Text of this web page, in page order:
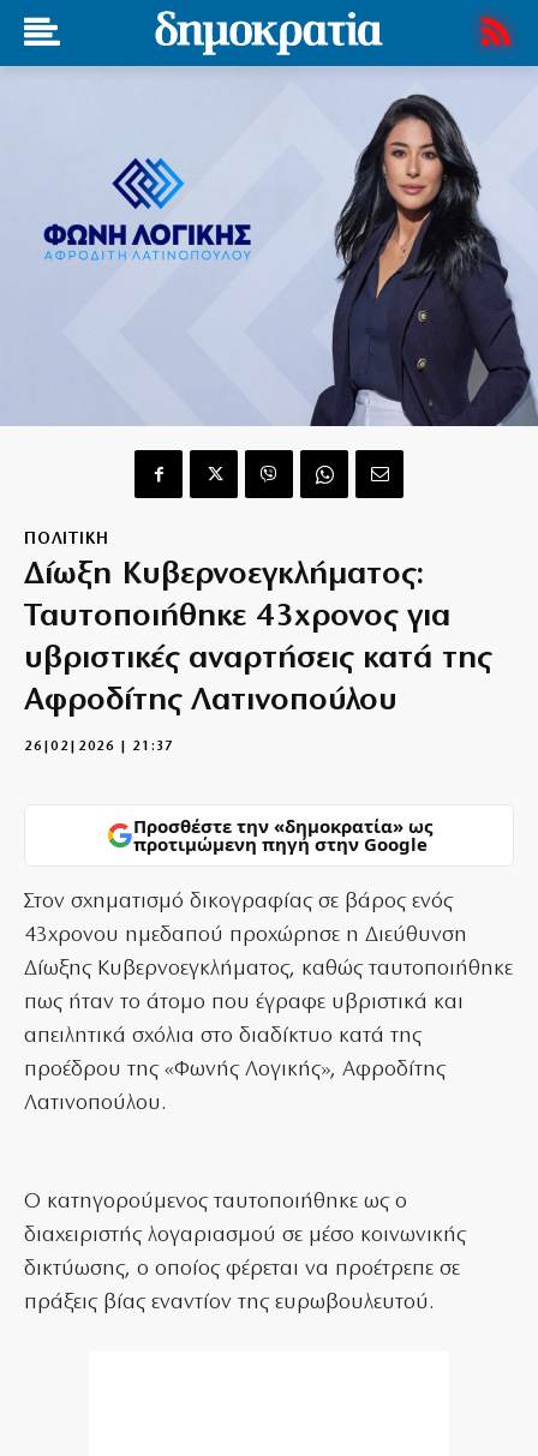
ΠΟΛΙΤΙΚΗ
Δίωξη Κυβερνοεγκλήματος:
Ταυτοποιήθηκε 43χρονος για
υβριστικές αναρτήσεις κατά της
Αφροδίτης Λατινοπούλου
26|02|2026 | 21:37
Προσθέστε την «δημοκρατία» ως
προτιμώμενη πηγή στην Google
Στον σχηματισμό δικογραφίας σε βάρος ενός
43χρονου ημεδαπού προχώρησε η Διεύθυνση
Δίωξης Κυβερνοεγκλήματος, καθώς ταυτοποιήθηκε
πως ήταν το άτομο που έγραφε υβριστικά και
απειλητικά σχόλια στο διαδίκτυο κατά της
προέδρου της «Φωνής Λογικής», Αφροδίτης
Λατινοπούλου.
Ο κατηγορούμενος ταυτοποιήθηκε ως ο
διαχειριστής λογαριασμού σε μέσο κοινωνικής
δικτύωσης, ο οποίος φέρεται να προέτρεπε σε
πράξεις βίας εναντίον της ευρωβουλευτού.